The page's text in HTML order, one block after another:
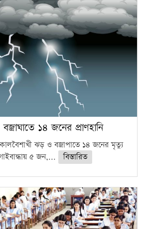
১৪ জনের প্রাণহানি
কালবৈশাখী ঝড় ও বজ্রাপাতে ১৪ জনের মৃত্যু
৫ জন,...
বিস্তারিত